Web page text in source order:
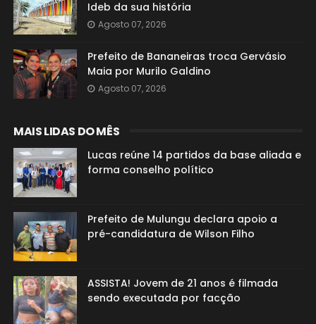
Ideb da sua história
Agosto 07, 2026
Prefeito de Bananeiras troca Gervásio
Maia por Murilo Galdino
Agosto 07, 2026
MAIS LIDAS DO MÊS
Lucas reúne 14 partidos da base aliada e
forma conselho político
Prefeito de Mulungu declara apoio a
pré-candidatura de Wilson Filho
ASSISTA! Jovem de 21 anos é filmada
sendo executada por facção